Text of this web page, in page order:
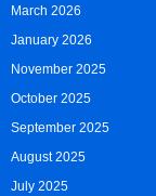
March 2026
January 2026
November 2025
October 2025
September 2025
August 2025
July 2025